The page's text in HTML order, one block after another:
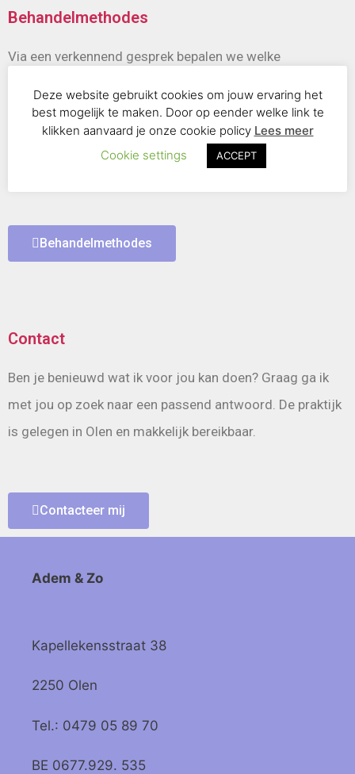
Behandelmethodes
Via een verkennend gesprek bepalen we welke
Adem & zo kan je terecht voor diverse
behandelmethodes, zoals ademtherapie, energetische
massage, chakrabehandeling...
Behandelmethodes
Contact
Ben je benieuwd wat ik voor jou kan doen? Graag ga ik
met jou op zoek naar een passend antwoord. De praktijk
is gelegen in Olen en makkelijk bereikbaar.
Contacteer mij
Adem & Zo
Kapellekensstraat 38
2250 Olen
Tel.: 0479 05 89 70
BE 0677.929. 535
Deze website gebruikt cookies om jouw ervaring het
best mogelijk te maken. Door op eender welke link te
klikken aanvaard je onze cookie policy Lees meer
Cookie settings
ACCEPT